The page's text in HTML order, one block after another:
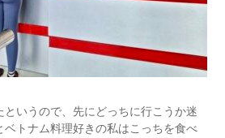
いうので、先にどっちに行こうか迷
トナム料理好きの私はこっちを食べ